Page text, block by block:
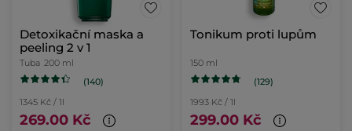
Detoxikační maska a
peeling 2 v 1
Tuba 200 ml
(140)
1345 Kč / 1l
269.00 Kč
Tonikum proti lupům
150 ml
(129)
1993 Kč / 1l
299.00 Kč